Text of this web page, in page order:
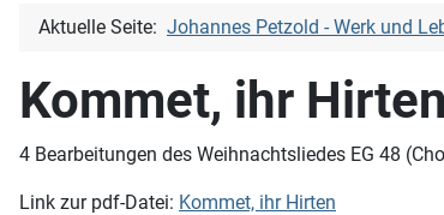
Aktuelle Seite: Johannes Petzold - Werk und
Kommet, ihr
4 Bearbeitungen des Weihnachtsliedes EG 48
Link zur pdf-Datei: Kommet, ihr Hirten